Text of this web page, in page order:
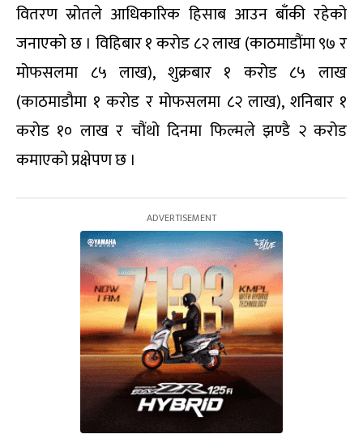
वितरण स्रोतले आधिकारिक हिसाब आउन बाँकी रहेको
जनाएको छ । विहिबार १ करोड ८२ लाख (काठमाडौंमा ९७ र
मोफसलमा ८५ लाख), शुक्रबार १ करोड ८५ लाख
(काठमाडौमा १ करोड र मोफसलमा ८२ लाख), शनिबार १
करोड १० लाख र चौंथो दिनमा फिल्मले झण्डै २ करोड
कमाएको प्रक्षेपण छ ।